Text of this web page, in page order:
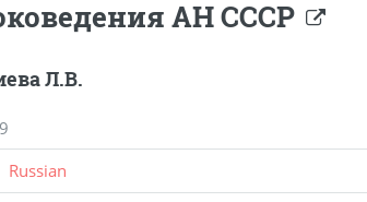
АН СССР
Л.В.
Russian